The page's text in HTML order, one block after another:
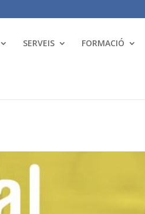
SERVEIS FORMACIÓ